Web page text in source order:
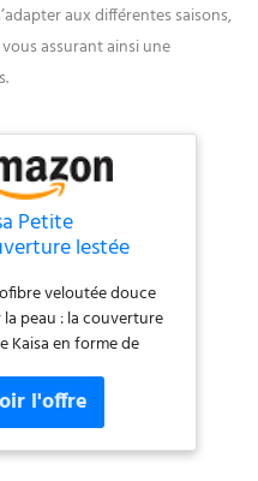
aux différentes saisons,
assurant ainsi une
Petite
lestée
x 88,9 cm,
lesté en Forme
Couverture
de Voyage
pour la
Toutes
veloutée douce
peau : la couverture
Kaisa en forme de
est fabriquée avec
à partir de fibres
semblables au
Il vous offre une